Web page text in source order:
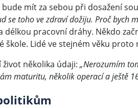
bude mít za sebou při dosažení
se toho ve zdraví dožiju. Proč bych
délkou pracovní dráhy. Někdo
škole. Lidé ve stejném věku
život několika údaji: „Nerozumím
maturitu, několik operací a ještě